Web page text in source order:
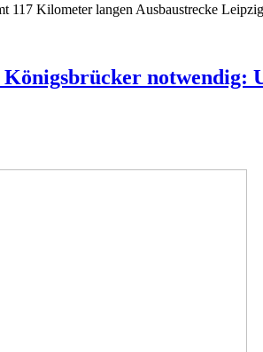
Kilometer langen Ausbaustrecke
notwendig: